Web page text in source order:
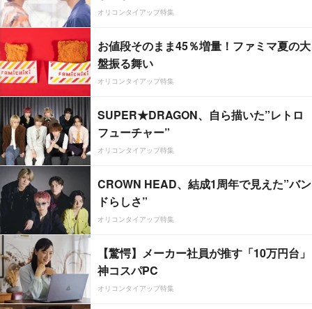
オリコンタイアップ特集
お値段そのまま45％増量！ファミマ夏の大
盤振る舞い
オリコンタイアップ特集
SUPER★DRAGON、自ら描いた”レトロ
フューチャー”
オリコンタイアップ特集
CROWN HEAD、結成1周年で見えた”バン
ドらしさ”
オリコンタイアップ特集
【驚愕】メーカー社員が推す「10万円台」
神コスパPC
オリコンタイアップ特集